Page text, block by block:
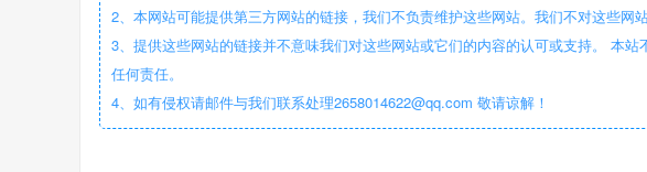
2、本网站可能提供第三方网站的链接，我们不负责维护这些网站。我们不对这些网站
3、提供这些网站的链接并不意味我们对这些网站或它们的内容的认可或支持。 本
任何责任。
4、如有侵权请邮件与我们联系处理2658014622@qq.com 敬请谅解！